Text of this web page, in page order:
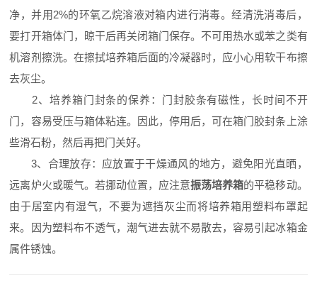
净，并用2%的环氧乙烷溶液对箱内进行消毒。经清洗消毒后，
要打开箱体门，晾干后再关闭箱门保存。不可用热水或苯之类有
机溶剂擦洗。在擦拭培养箱后面的冷凝器时，应小心用软干布擦
去灰尘。
2、培养箱门封条的保养：门封胶条有磁性，长时间不开
门，容易受压与箱体粘连。因此，停用后，可在箱门胶封条上涂
些滑石粉，然后再把门关好。
3、合理放存：应放置于干燥通风的地方，避免阳光直晒，
远离炉火或暖气。若挪动位置，应注意振荡培养箱的平稳移动。
由于居室内有湿气，不要为遮挡灰尘而将培养箱用塑料布罩起
来。因为塑料布不透气，潮气进去就不易散去，容易引起冰箱金
属件锈蚀。